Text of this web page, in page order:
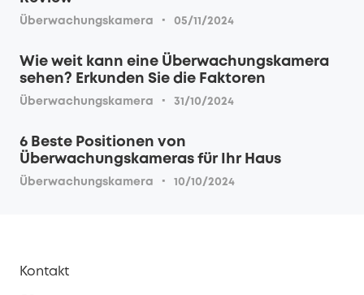
Überwachungskamera · 05/11/2024
Wie weit kann eine Überwachungskamera
sehen? Erkunden Sie die Faktoren
Überwachungskamera · 31/10/2024
6 Beste Positionen von
Überwachungskameras für Ihr Haus
Überwachungskamera · 10/10/2024
Kontakt